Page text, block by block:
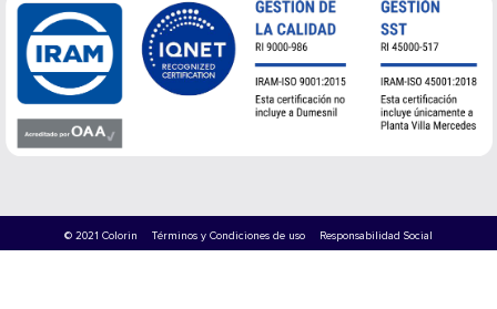
© 2021 Colorin Términos y Condiciones de uso Responsabilidad Social